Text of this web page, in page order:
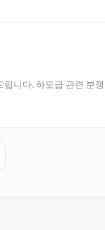
니다. 하도급 관련 분